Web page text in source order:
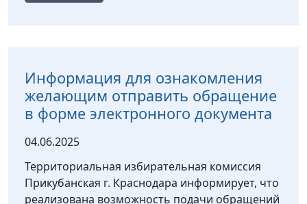
Информация для ознакомления
желающим отправить обращение
в форме электронного документа
04.06.2025
Территориальная избирательная комиссия
Прикубанская г. Краснодара информирует, что
реализована возможность подачи обращений